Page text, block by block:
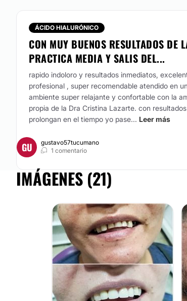
ÁCIDO HIALURÓNICO
CON MUY BUENOS RESULTADOS DE
PRACTICA MEDIA Y SALIS DEL...
rapido indoloro y resultados inmediatos,
profesional , super recomendable atendido en un
ambiente super relajante y confortable con la
propia de la Dra Cristina Lazarte. con
prolongan en el tiempo yo pase... Leer más
GU
gustavo57tucumano
1 comentario
IMÁGENES (21)